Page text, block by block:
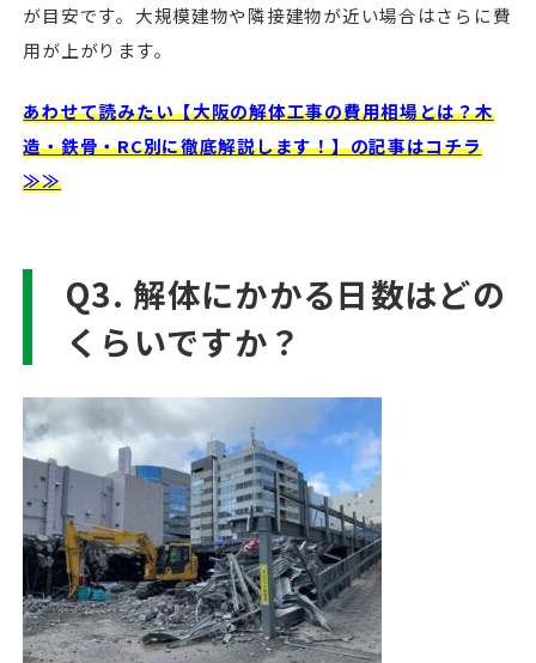
が目安です。大規模建物や隣接建物が近い場合はさらに費
用が上がります。
あわせて読みたい【大阪の解体工事の費用相場とは？木
造・鉄骨・RC別に徹底解説します！】の記事はコチラ
≫≫
Q3. 解体にかかる日数はどの
くらいですか？